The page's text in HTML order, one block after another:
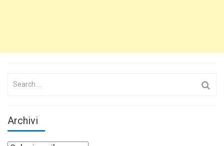
Search
Archivi